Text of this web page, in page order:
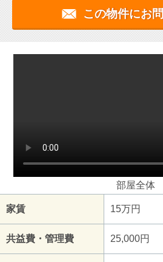
この物件にお
部屋全体
家賃 15万円
共益費・管理費 25,000円